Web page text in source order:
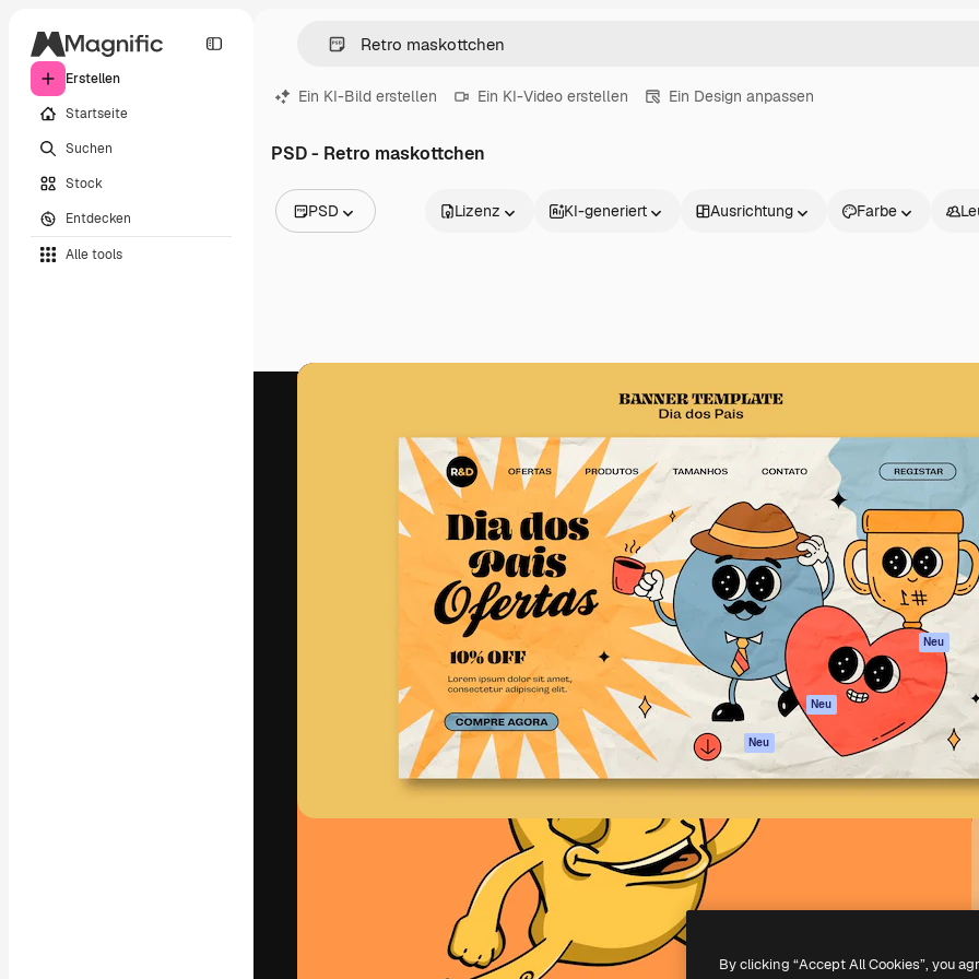
Erstellen
Startseite
Suchen
Stock
Entdecken
Alle tools
Ein KI-Bild erstellen Ein KI-Video erstellen Ein Design anpassen
PSD - Retro maskottchen
PSD
Videos
Lizenz KI-generiert Ausrichtung Farbe
Die kreative Plattform, um deine beste
Arbeit zu verwirklichen. Mehr als 1 Million
Abonnenten unter Kreativen, Unternehmen,
Agenturen und Studios.
Deutsch
Produkte
Spaces
KI-Assistent
KI-Bildgenerator
KI-Videogenerator
Stimmengenerator
Stock-Inhalte
MCP für
Claude/ChatGPT
Neu
Agenten Neu
API
Mobile App
Alle Magnific-Tools
Loslegen
Academy
Dokumentation
Support
AGB
Originale
Neu
Cookie-Richtlinie
Partner
Unternehmen
Copyright © 2010- 2026 Freepik Company S.L.U.Alle Rechte vorbehalten
By clicking “Accept All Cookies”, you